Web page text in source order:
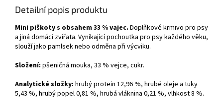
Detailní popis produktu
Mini piškoty s obsahem 33 % vajec. Doplňkové krmivo pro psy
a jiná domácí zvířata. Vynikající pochoutka pro psy každého věku,
slouží jako pamlsek nebo odměna při výcviku.
Složení: pšeničná mouka, 33 % vejce, cukr.
Analytické složky: hrubý protein 12,96 %, hrubé oleje a tuky
5,43 %, hrubý popel 0,81 %, hrubá vláknina 0,21 %, vlhkost 8 %.